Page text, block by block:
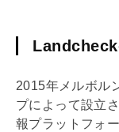
2015年メルボル
プによって設立
報プラットフォ